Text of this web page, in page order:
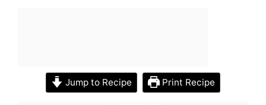
Jump to Recipe Print Recipe